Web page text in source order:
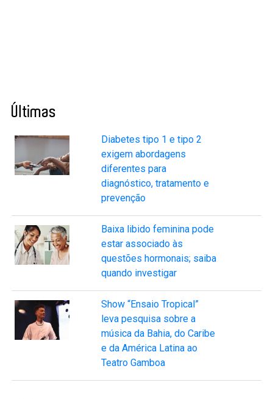
Últimas
Diabetes tipo 1 e tipo 2
exigem abordagens
diferentes para
diagnóstico, tratamento e
prevenção
Baixa libido feminina pode
estar associado às
questões hormonais; saiba
quando investigar
Show “Ensaio Tropical”
leva pesquisa sobre a
música da Bahia, do Caribe
e da América Latina ao
Teatro Gamboa